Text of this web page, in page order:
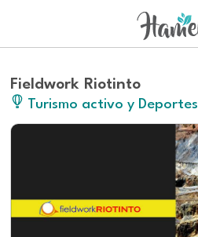
Fieldwork Riotinto
Turismo activo y Deportes